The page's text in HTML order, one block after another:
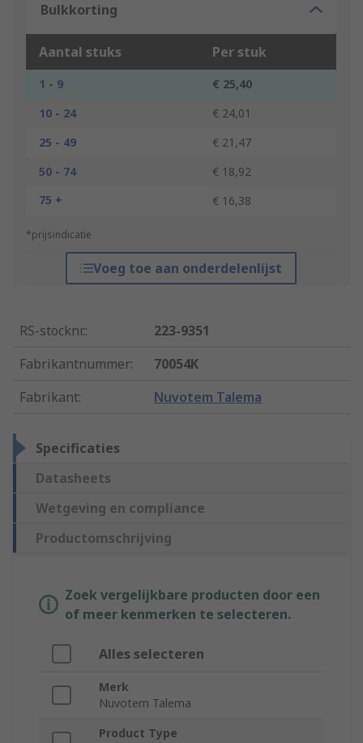
Bulkkorting
Aantal stuks Per stuk
1 - 9
€ 25,40
10 - 24
€ 24,01
25 - 49
€ 21,47
50 - 74
€ 18,92
75 +
€ 16,38
*prijsindicatie
Voeg toe aan onderdelenlijst
RS-stocknr.:
223-9351
Fabrikantnummer:
70054K
Fabrikant: Nuvotem Talema
Specificaties
Datasheets
Wetgeving en compliance
Productomschrijving
Zoek vergelijkbare producten door een
of meer kenmerken te selecteren.
Alles selecteren
Merk
Nuvotem Talema
Product Type